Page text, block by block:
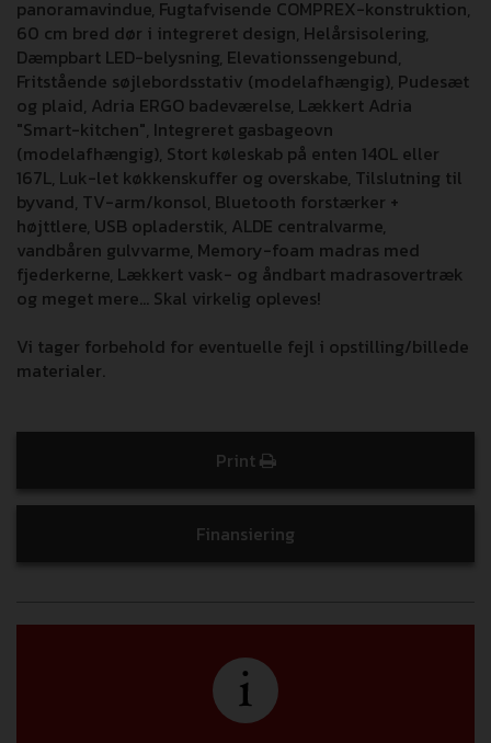
panoramavindue, Fugtafvisende COMPREX-konstruktion,
60 cm bred dør i integreret design, Helårsisolering,
Dæmpbart LED-belysning, Elevationssengebund,
Fritstående søjlebordsstativ (modelafhængig), Pudesæt
og plaid, Adria ERGO badeværelse, Lækkert Adria
"Smart-kitchen", Integreret gasbageovn
(modelafhængig), Stort køleskab på enten 140L eller
167L, Luk-let køkkenskuffer og overskabe, Tilslutning til
byvand, TV-arm/konsol, Bluetooth forstærker +
højttlere, USB opladerstik, ALDE centralvarme,
vandbåren gulvvarme, Memory-foam madras med
fjederkerne, Lækkert vask- og åndbart madrasovertræk
og meget mere... Skal virkelig opleves!
Vi tager forbehold for eventuelle fejl i opstilling/billede
materialer.
Print
Finansiering